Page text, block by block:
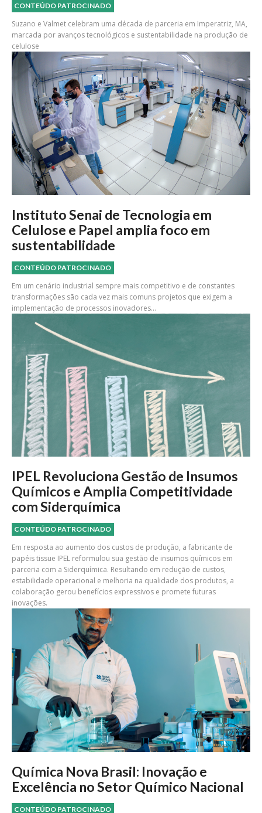
CONTEÚDO PATROCINADO
Suzano e Valmet celebram uma década de parceria em Imperatriz, MA,
marcada por avanços tecnológicos e sustentabilidade na produção de
celulose
Instituto Senai de Tecnologia em
Celulose e Papel amplia foco em
sustentabilidade
CONTEÚDO PATROCINADO
Em um cenário industrial sempre mais competitivo e de constantes
transformações são cada vez mais comuns projetos que exigem a
implementação de processos inovadores...
IPEL Revoluciona Gestão de Insumos
Químicos e Amplia Competitividade
com Siderquímica
CONTEÚDO PATROCINADO
Em resposta ao aumento dos custos de produção, a fabricante de
papéis tissue IPEL reformulou sua gestão de insumos químicos em
parceria com a Siderquímica. Resultando em redução de custos,
estabilidade operacional e melhoria na qualidade dos produtos, a
colaboração gerou benefícios expressivos e promete futuras
inovações.
Química Nova Brasil: Inovação e
Excelência no Setor Químico Nacional
CONTEÚDO PATROCINADO